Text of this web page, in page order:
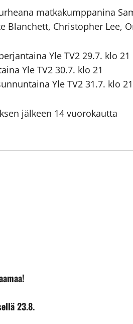
matkakumppanina
Blanchett, Christopher
Yle TV2 29.7. klo 21
Yle TV2 30.7. klo 21
Yle TV2 31.7. klo 21
jälkeen 14 vuorokautta
23.8.